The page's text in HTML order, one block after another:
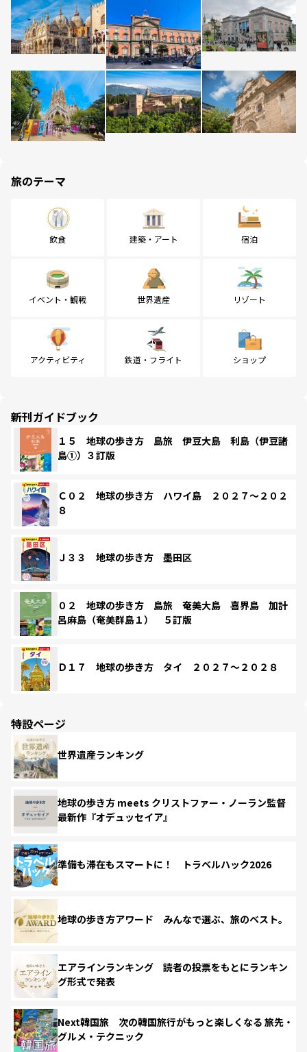
旅のテーマ
飲食 建築・アート 宿泊
イベント・観戦 世界遺産 リゾート
アクティビティ 鉄道・フライト ショップ
新刊ガイドブック
１５ 地球の歩き方 島旅 伊豆大島 利島（伊豆諸
島①）３訂版
Ｃ０２ 地球の歩き方 ハワイ島 ２０２７～２０２
８
Ｊ３３ 地球の歩き方 墨田区
０２ 地球の歩き方 島旅 奄美大島 喜界島 加計
呂麻島（奄美群島１） ５訂版
Ｄ１７ 地球の歩き方 タイ ２０２７～２０２８
特設ページ
世界遺産ランキング
地球の歩き方 meets クリストファー・ノーラン監督
最新作『オデュッセイア』
準備も滞在もスマートに！ トラベルハック2026
地球の歩き方アワード みんなで選ぶ、旅のベスト。
エアラインランキング 読者の投票をもとにランキン
グ形式で発表
Next韓国旅 次の韓国旅行がもっと楽しくなる 旅先・
グルメ・テクニック